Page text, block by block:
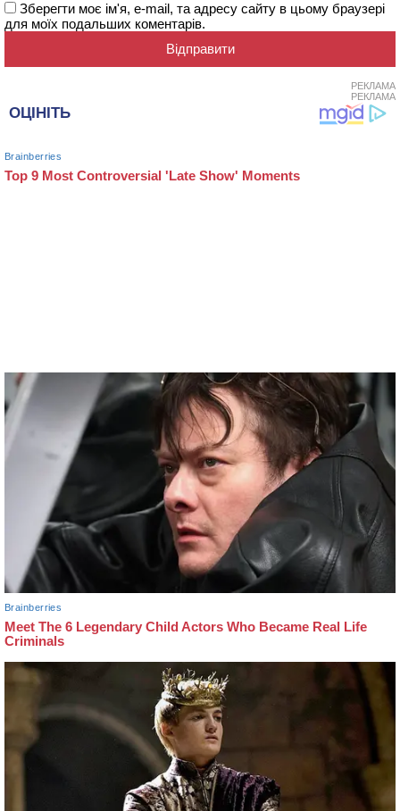
Зберегти моє ім'я, e-mail, та адресу сайту в цьому браузері
для моїх подальших коментарів.
РЕКЛАМА
РЕКЛАМА